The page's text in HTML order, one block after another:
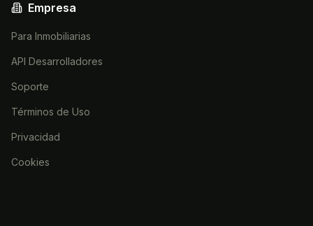
Empresa
Para Inmobiliarias
API Desarrolladores
Soporte
Términos de Uso
Privacidad
Cookies